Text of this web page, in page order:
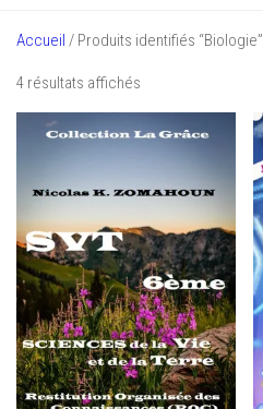
Accueil / Produits identifiés “Biologie”
4 résultats affichés
par
popularité